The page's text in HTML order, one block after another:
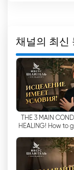
니다. 라이브
상호 작용하
애합니다.
라이브 방송
이를 통해 시
모든 이벤트
계의 가장 중
실시간으로
온라인으로
디에서나 시
채널의 최신
THE 3 MAIN
HEALING! How to